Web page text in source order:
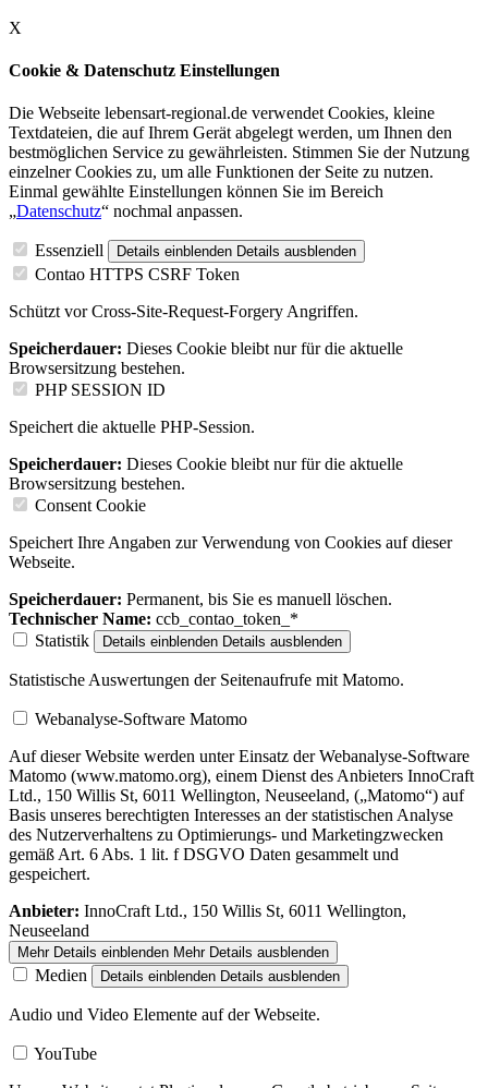
X
Cookie & Datenschutz Einstellungen
Die Webseite lebensart-regional.de verwendet Cookies, kleine
Textdateien, die auf Ihrem Gerät abgelegt werden, um Ihnen den
bestmöglichen Service zu gewährleisten. Stimmen Sie der Nutzung
einzelner Cookies zu, um alle Funktionen der Seite zu nutzen.
Einmal gewählte Einstellungen können Sie im Bereich
„Datenschutz“ nochmal anpassen.
Essenziell Details einblenden Details ausblenden
Contao HTTPS CSRF Token
Schützt vor Cross-Site-Request-Forgery Angriffen.
Speicherdauer: Dieses Cookie bleibt nur für die aktuelle
Browsersitzung bestehen.
PHP SESSION ID
Speichert die aktuelle PHP-Session.
Speicherdauer: Dieses Cookie bleibt nur für die aktuelle
Browsersitzung bestehen.
Consent Cookie
Speichert Ihre Angaben zur Verwendung von Cookies auf dieser
Webseite.
Speicherdauer: Permanent, bis Sie es manuell löschen.
Technischer Name: ccb_contao_token_*
Statistik
Details einblenden Details ausblenden
Statistische Auswertungen der Seitenaufrufe mit Matomo.
Webanalyse-Software Matomo
Auf dieser Website werden unter Einsatz der Webanalyse-Software
Matomo (www.matomo.org), einem Dienst des Anbieters InnoCraft
Ltd., 150 Willis St, 6011 Wellington, Neuseeland, („Matomo“) auf
Basis unseres berechtigten Interesses an der statistischen Analyse
des Nutzerverhaltens zu Optimierungs- und Marketingzwecken
gemäß Art. 6 Abs. 1 lit. f DSGVO Daten gesammelt und
gespeichert.
Anbieter: InnoCraft Ltd., 150 Willis St, 6011 Wellington,
Neuseeland
Mehr Details einblenden Mehr Details ausblenden
Medien Details einblenden Details ausblenden
Audio und Video Elemente auf der Webseite.
YouTube